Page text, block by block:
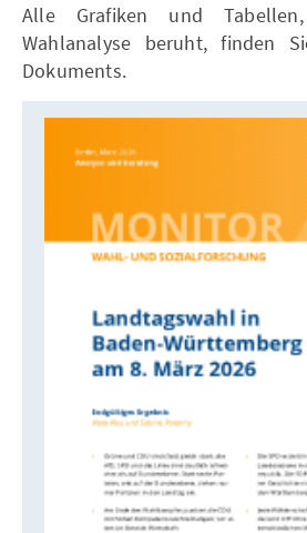
Alle Grafiken und
Wahlanalyse beruht, finden
Dokuments.